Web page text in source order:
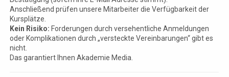
Anschließend prüfen unsere Mitarbeiter die Verfügbarkeit der
Kursplätze.
Kein Risiko: Forderungen durch versehentliche Anmeldungen
oder Komplikationen durch „versteckte Vereinbarungen“ gibt es
nicht.
Das garantiert Ihnen Akademie Media.